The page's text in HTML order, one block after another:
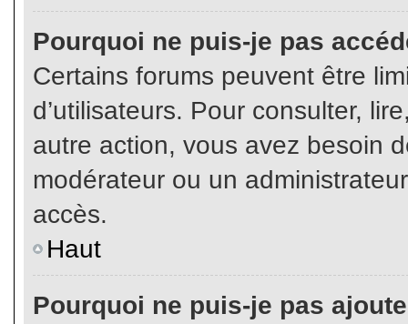
Pourquoi ne puis-je pas
Certains forums peuvent être
d’utilisateurs. Pour consulter,
autre action, vous avez besoin
modérateur ou un
accès.
Haut
Pourquoi ne puis-je pas